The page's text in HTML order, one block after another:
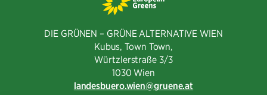
DIE GRÜNEN – GRÜNE ALTERNATIVE WIEN
Kubus, Town Town,
Würtzlerstraße 3/3​
1030 Wien
landesbuero.wien
gruene.at